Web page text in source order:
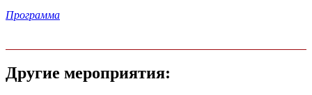
Программа
Другие мероприятия: